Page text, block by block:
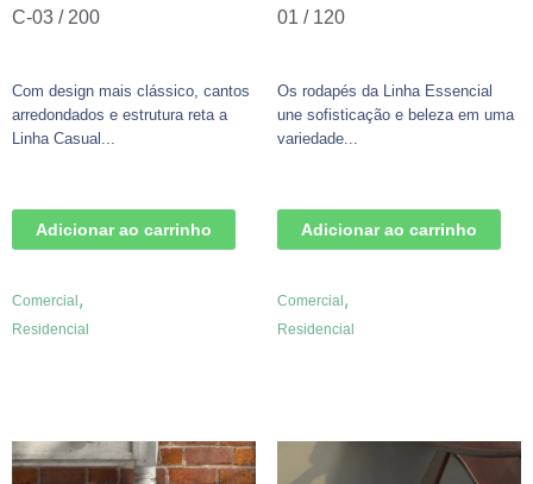
C-03 / 200
Com design mais clássico, cantos
arredondados e estrutura reta a
Linha Casual...
Adicionar ao carrinho
Comercial,
Residencial
01 / 120
Os rodapés da Linha Essencial
une sofisticação e beleza em uma
variedade...
Adicionar ao carrinho
Comercial,
Residencial